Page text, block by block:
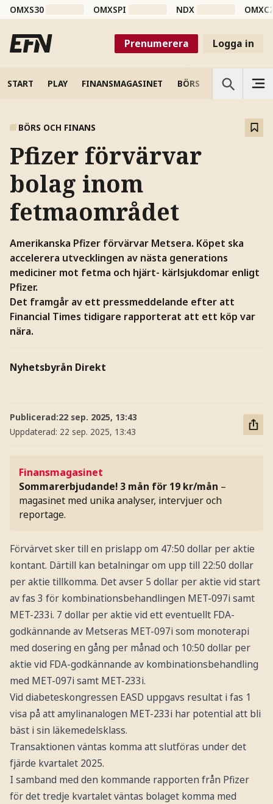
OMXS30 OMXSPI NDX
Prenumerera Logga in
START PLAY FINANSMAGASINET BÖRS VETENSKAP
BÖRS OCH FINANS
Pfizer förvärvar
bolag inom
fetmaområdet
Amerikanska Pfizer förvärvar Metsera. Köpet ska
accelerera utvecklingen av nästa generations
mediciner mot fetma och hjärt- kärlsjukdomar enligt
Pfizer.
Det framgår av ett pressmeddelande efter att
Financial Times tidigare rapporterat att ett köp var
nära.
Nyhetsbyrån Direkt
Publicerad:22 sep. 2025, 13:43
Uppdaterad: 22 sep. 2025, 13:43
Finansmagasinet
Sommarerbjudande! 3 mån för 19 kr/mån –
magasinet med unika analyser, intervjuer och
reportage.
Förvärvet sker till en prislapp om 47:50 dollar per aktie
kontant. Därtill kan betalningar om upp till 22:50 dollar
per aktie tillkomma. Det avser 5 dollar per aktie vid start
av fas 3 för kombinationsbehandlingen MET-097i samt
MET-233i. 7 dollar per aktie vid ett eventuellt FDA-
godkännande av Metseras MET-097i som monoterapi
med dosering en gång per månad och 10:50 dollar per
aktie vid FDA-godkännande av kombinationsbehandling
med MET-097i samt MET-233i.
Vid diabeteskongressen EASD uppgavs resultat i fas 1
visa på att amylinanalogen MET-233i har potential att bli
bäst i sin läkemedelsklass.
Transaktionen väntas komma att slutföras under det
fjärde kvartalet 2025.
I samband med den kommande rapporten från Pfizer
för det tredje kvartalet väntas bolaget komma med